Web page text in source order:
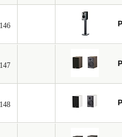
146
147
148